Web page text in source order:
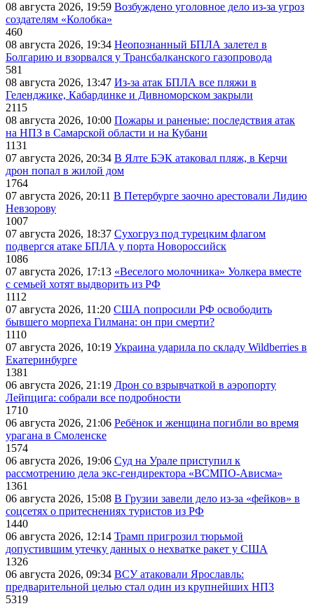
08 августа 2026, 19:59 Возбуждено уголовное дело из-за угроз
создателям «Колобка»
460
08 августа 2026, 19:34 Неопознанный БПЛА залетел в
Болгарию и взорвался у Трансбалканского газопровода
581
08 августа 2026, 13:47 Из-за атак БПЛА все пляжи в
Геленджике, Кабардинке и Дивноморском закрыли
2115
08 августа 2026, 10:00 Пожары и раненые: последствия атак
на НПЗ в Самарской области и на Кубани
1131
07 августа 2026, 20:34 В Ялте БЭК атаковал пляж, в Керчи
дрон попал в жилой дом
1764
07 августа 2026, 20:11 В Петербурге заочно арестовали Лидию
Невзорову
1007
07 августа 2026, 18:37 Сухогруз под турецким флагом
подвергся атаке БПЛА у порта Новороссийск
1086
07 августа 2026, 17:13 «Веселого молочника» Уолкера вместе
с семьей хотят выдворить из РФ
1112
07 августа 2026, 11:20 США попросили РФ освободить
бывшего морпеха Гилмана: он при смерти?
1110
07 августа 2026, 10:19 Украина ударила по складу Wildberries в
Екатеринбурге
1381
06 августа 2026, 21:19 Дрон со взрывчаткой в аэропорту
Лейпцига: собрали все подробности
1710
06 августа 2026, 21:06 Ребёнок и женщина погибли во время
урагана в Смоленске
1574
06 августа 2026, 19:06 Суд на Урале приступил к
рассмотрению дела экс-гендиректора «ВСМПО-Ависма»
1361
06 августа 2026, 15:08 В Грузии завели дело из-за «фейков» в
соцсетях о притеснениях туристов из РФ
1440
06 августа 2026, 12:14 Трамп пригрозил тюрьмой
допустившим утечку данных о нехватке ракет у США
1326
06 августа 2026, 09:34 ВСУ атаковали Ярославль:
предварительной целью стал один из крупнейших НПЗ
5319